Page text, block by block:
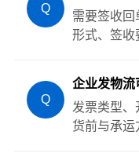
Q
需要签收
形式、签收
Q
企业发物流
发票类型、
货前与承运